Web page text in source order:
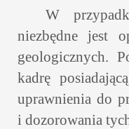
W
niezbędne jest
geologicznych.
kadrę
uprawnienia do
i dozorowania